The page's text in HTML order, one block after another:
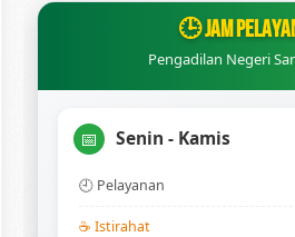
🕒 JAM
Pengadilan Negeri
📅 Senin - Kamis
🕘 Pelayanan
☕ Istirahat